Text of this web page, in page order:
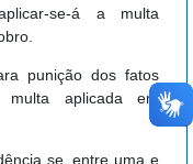
se-á a multa
punição dos fatos
multa aplicada em
se, entre uma e